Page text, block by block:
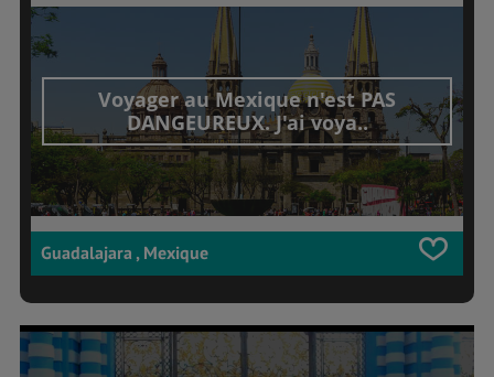
Voyager au Mexique n'est PAS
DANGEUREUX. J'ai voya..
Guadalajara , Mexique